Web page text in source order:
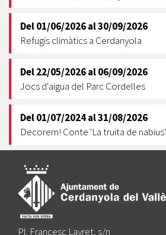
Del01/06/2026al30/09/2026
Refugis climàtics a Cerdanyola
Del22/05/2026al06/09/2026
Jocs d'aigua del Parc Cordelles
Del01/07/2024al31/08/2026
Decorem! Conte 'La truita de nabius'
Pl. Francesc Layret, s/n